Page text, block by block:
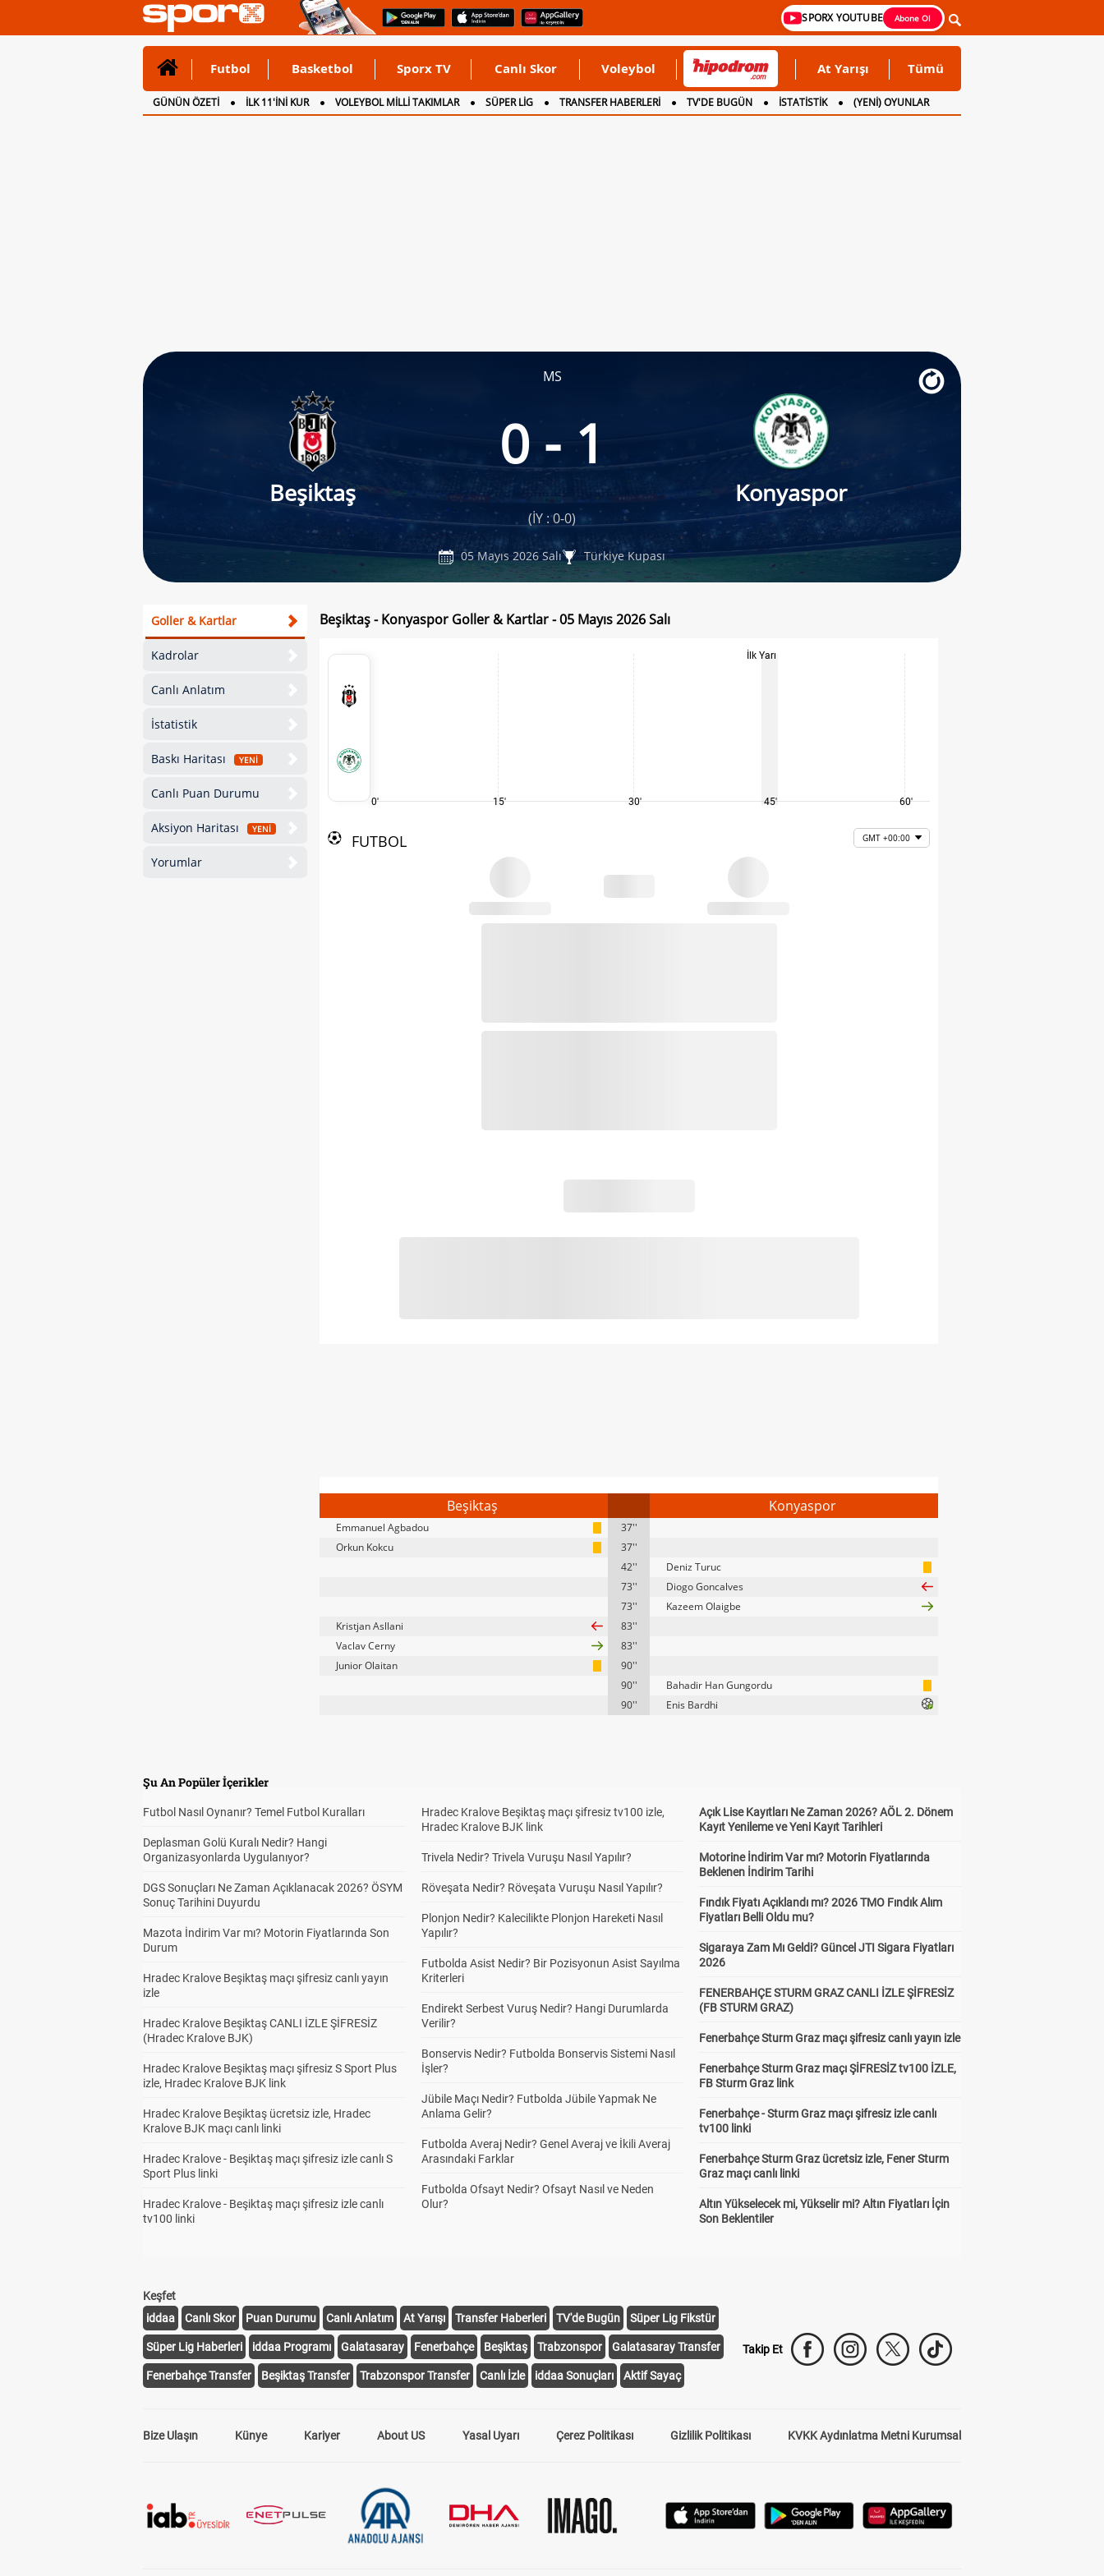
SPORX YOUTUBE Abone Ol
Futbol Basketbol Sporx TV Canlı Skor Voleybol At Yarışı Tümü
GÜNÜN ÖZETİ İLK 11'İNİ KUR VOLEYBOL MİLLİ TAKIMLAR SÜPER LİG TRANSFER HABERLERİ TV'DE BUGÜN İSTATİSTİK
(YENİ) OYUNLAR
CANLI ANLATIM
İNGİLTERE
MS
Beşiktaş
0 - 1
Konyaspor
(İY : 0-0)
05 Mayıs 2026 Salı Türkiye Kupası
Goller & Kartlar
Kadrolar
Canlı Anlatım
İstatistik
Baskı Haritası YENİ
Canlı Puan Durumu
Aksiyon Haritası YENİ
Yorumlar
Beşiktaş - Konyaspor Goller & Kartlar - 05 Mayıs 2026 Salı
0' 15' 30'
İlk Yarı
45' 60'
FUTBOL GMT +00:00
Beşiktaş Konyaspor
Emmanuel Agbadou
37''
Orkun Kokcu
37''
42''
Deniz Turuc
73''
Diogo Goncalves
73''
Kazeem Olaigbe
Kristjan Asllani
83''
Vaclav Cerny
83''
Junior Olaitan
90''
90''
Bahadir Han Gungordu
90''
Enis Bardhi
Şu An Popüler İçerikler
Futbol Nasıl Oynanır? Temel Futbol Kuralları
Deplasman Golü Kuralı Nedir? Hangi
Organizasyonlarda Uygulanıyor?
DGS Sonuçları Ne Zaman Açıklanacak 2026? ÖSYM
Sonuç Tarihini Duyurdu
Mazota İndirim Var mı? Motorin Fiyatlarında Son
Durum
Hradec Kralove Beşiktaş maçı şifresiz canlı yayın
izle
Hradec Kralove Beşiktaş CANLI İZLE ŞİFRESİZ
(Hradec Kralove BJK)
Hradec Kralove Beşiktaş maçı şifresiz S Sport Plus
izle, Hradec Kralove BJK link
Hradec Kralove Beşiktaş ücretsiz izle, Hradec
Kralove BJK maçı canlı linki
Hradec Kralove - Beşiktaş maçı şifresiz izle canlı S
Sport Plus linki
Hradec Kralove - Beşiktaş maçı şifresiz izle canlı
tv100 linki
Hradec Kralove Beşiktaş maçı şifresiz tv100 izle,
Hradec Kralove BJK link
Trivela Nedir? Trivela Vuruşu Nasıl Yapılır?
Röveşata Nedir? Röveşata Vuruşu Nasıl Yapılır?
Plonjon Nedir? Kalecilikte Plonjon Hareketi Nasıl
Yapılır?
Futbolda Asist Nedir? Bir Pozisyonun Asist Sayılma
Kriterleri
Endirekt Serbest Vuruş Nedir? Hangi Durumlarda
Verilir?
Bonservis Nedir? Futbolda Bonservis Sistemi Nasıl
İşler?
Jübile Maçı Nedir? Futbolda Jübile Yapmak Ne
Anlama Gelir?
Futbolda Averaj Nedir? Genel Averaj ve İkili Averaj
Arasındaki Farklar
Futbolda Ofsayt Nedir? Ofsayt Nasıl ve Neden
Olur?
Açık Lise Kayıtları Ne Zaman 2026? AÖL 2. Dönem
Kayıt Yenileme ve Yeni Kayıt Tarihleri
Motorine İndirim Var mı? Motorin Fiyatlarında
Beklenen İndirim Tarihi
Fındık Fiyatı Açıklandı mı? 2026 TMO Fındık Alım
Fiyatları Belli Oldu mu?
Sigaraya Zam Mı Geldi? Güncel JTI Sigara Fiyatları
2026
FENERBAHÇE STURM GRAZ CANLI İZLE ŞİFRESİZ
(FB STURM GRAZ)
Fenerbahçe Sturm Graz maçı şifresiz canlı yayın izle
Fenerbahçe Sturm Graz maçı ŞİFRESİZ tv100 İZLE,
FB Sturm Graz link
Fenerbahçe - Sturm Graz maçı şifresiz izle canlı
tv100 linki
Fenerbahçe Sturm Graz ücretsiz izle, Fener Sturm
Graz maçı canlı linki
Altın Yükselecek mi, Yükselir mi? Altın Fiyatları İçin
Son Beklentiler
Keşfet
iddaa
Canlı Skor Puan Durumu Canlı Anlatım At Yarışı Transfer Haberleri TV'de Bugün Süper Lig Fikstür
Süper Lig Haberleri iddaa Programı Galatasaray Fenerbahçe Beşiktaş Trabzonspor Galatasaray Transfer
Fenerbahçe Transfer Beşiktaş Transfer Trabzonspor Transfer Canlı İzle iddaa Sonuçları Aktif Sayaç
Takip Et
Bize Ulaşın Künye Kariyer About US Yasal Uyarı Çerez Politikası Gizlilik Politikası KVKK Aydınlatma Metni Kurumsal